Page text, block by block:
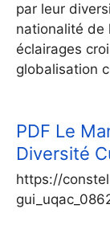
par leur
nationalité de
éclairages
globalisation
PDF Le
Diversité
https://